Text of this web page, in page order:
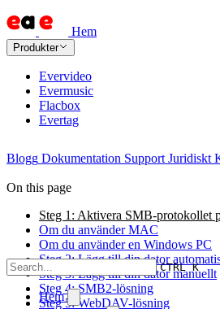
Hem
Produkter
Evervideo
Evermusic
Flacbox
Evertag
Blogg Dokumentation Support Juridiskt
CTRL K
Hem
On this page
Steg 1: Aktivera SMB-protokollet
Om du använder MAC
Om du använder en Windows PC
Steg 2: Lägg till din dator
Steg 3: Lägg till din dator manuellt
Steg 4: SMB2-lösning
Steg 5: WebDAV-lösning